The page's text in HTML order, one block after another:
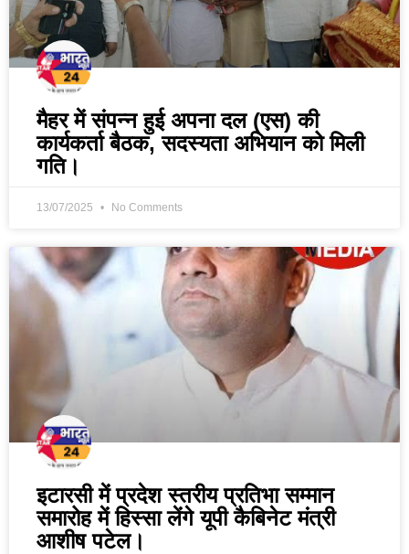
मैहर में संपन्न हुई अपना दल (एस) की
कार्यकर्ता बैठक, सदस्यता अभियान को मिली
गति।
13/07/2025 No Comments
इटारसी में प्रदेश स्तरीय प्रतिभा सम्मान
समारोह में हिस्सा लेंगे यूपी कैबिनेट मंत्री
आशीष पटेल।